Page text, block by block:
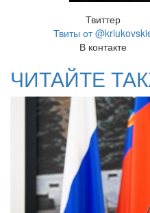
Твиттер
Твиты от
В контакте
ЧИТАЙТЕ